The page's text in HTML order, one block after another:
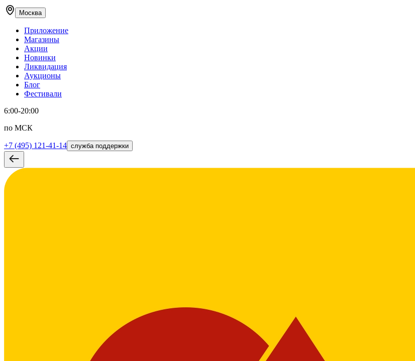
Москва
Приложение
Магазины
Акции
Новинки
Ликвидация
Аукционы
Блог
Фестивали
6:00-20:00
по МСК
+7 (495) 121-41-14 служба поддержки